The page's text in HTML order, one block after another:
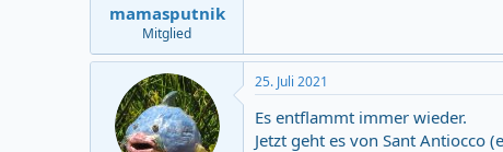
mamasputnik
Mitglied
25. Juli 2021
Es entflammt immer wieder.
Jetzt geht es von Sant Antiocco